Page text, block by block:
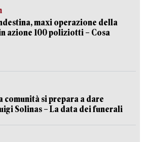
maxi operazione della
azione 100 poliziotti – Cosa
comunità si prepara a dare
Solinas – La data dei funerali